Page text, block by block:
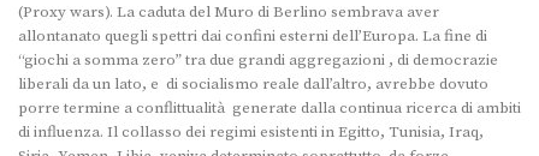
(Proxy wars). La caduta del Muro di Berlino sembrava aver
allontanato quegli spettri dai confini esterni dell’Europa. La fine di
“giochi a somma zero” tra due grandi aggregazioni , di democrazie
liberali da un lato, e di socialismo reale dall’altro, avrebbe dovuto
porre termine a conflittualità generate dalla continua ricerca di ambiti
di influenza. Il collasso dei regimi esistenti in Egitto, Tunisia, Iraq,